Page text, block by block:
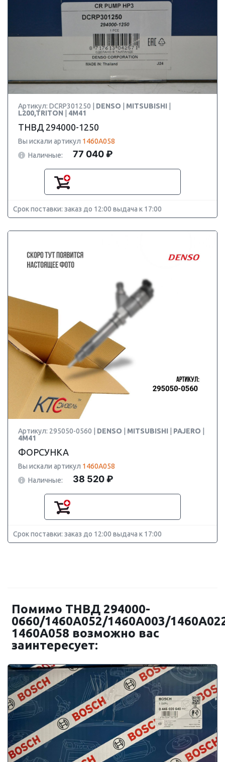
Артикул: DCRP301250 | DENSO MITSUBISHI
L200,TRITON
4M41
ТНВД 294000-1250
Вы искали артикул 1460A058
Наличные:
77 040 ₽
Срок поставки: заказ до 12:00 выдача к 17:00
Артикул: 295050-0560 | DENSO MITSUBISHI PAJERO
4M41
ФОРСУНКА
Вы искали артикул 1460A058
Наличные:
38 520 ₽
Срок поставки: заказ до 12:00 выдача к 17:00
Помимо ТНВД 294000-
0660/1460A052/1460A003/
1460A058 возможно вас
заинтересует: